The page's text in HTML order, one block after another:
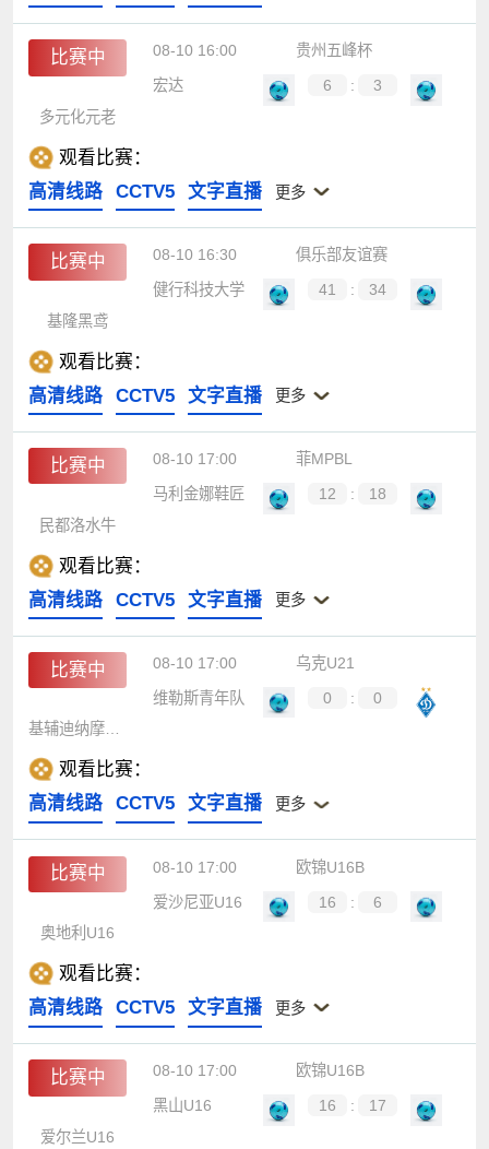
比赛中 08-10 16:00
贵州五峰杯
宏达
6 :
3
多元化元老
观看比赛：
高清线路
CCTV5 文字直播 更多
比赛中 08-10 16:30
俱乐部友谊赛
健行科技大学
41 :
34
基隆黑鸢
观看比赛：
高清线路
CCTV5 文字直播 更多
比赛中 08-10 17:00
菲MPBL
马利金娜鞋匠
12 :
18
民都洛水牛
观看比赛：
高清线路
CCTV5 文字直播 更多
比赛中 08-10 17:00
乌克U21
维勒斯青年队
0 :
0
基辅迪纳摩U21
观看比赛：
高清线路
CCTV5 文字直播 更多
比赛中 08-10 17:00
欧锦U16B
爱沙尼亚U16
16 :
6
奥地利U16
观看比赛：
高清线路
CCTV5 文字直播 更多
比赛中 08-10 17:00
欧锦U16B
黑山U16
16 :
17
爱尔兰U16